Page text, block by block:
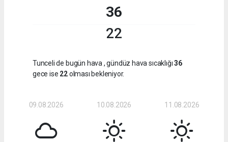
36
22
Tunceli de bugün hava , gündüz hava sıcaklığı36
gece ise 22olması bekleniyor.
09.08.2026 10.08.2026 11.08.2026